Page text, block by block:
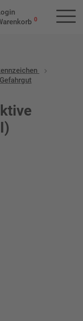
0
Gefahrgut